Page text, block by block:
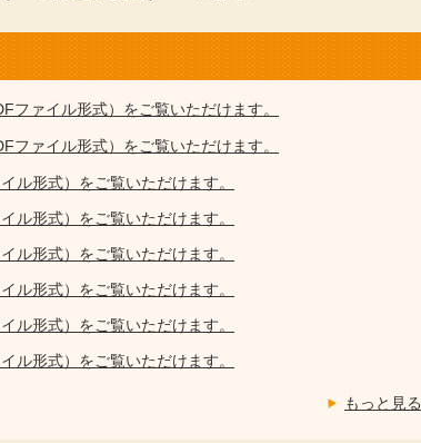
ファイル形式）をご覧いただけます。
ファイル形式）をご覧いただけます。
ル形式）をご覧いただけます。
ル形式）をご覧いただけます。
ル形式）をご覧いただけます。
ル形式）をご覧いただけます。
ル形式）をご覧いただけます。
ル形式）をご覧いただけます。
もっと見る